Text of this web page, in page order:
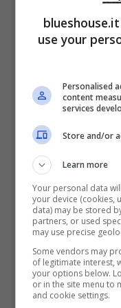
Federica Pellegrini e
La carriera
use your
Personalised
content
services
Store and/or
Learn more
Your personal data
your device (cookies,
data) may be stored
partners, or used
may use precise
Some vendors may
of legitimate interest,
your options below.
or in the site menu to
and cookie settings.